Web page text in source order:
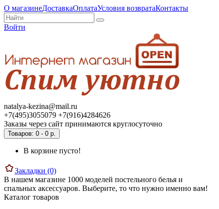
О магазинеДоставкаОплатаУсловия возвратаКонтакты
Войти
natalya-kezina@mail.ru
+7(495)3055079 +7(916)4284626
Заказы через сайт принимаются круглосуточно
Товаров: 0 - 0 р.
В корзине пусто!
Закладки (0)
В нашем магазине 1000 моделей постельного белья и
спальных аксессуаров. Выберите, то что нужно именно вам!
Каталог товаров